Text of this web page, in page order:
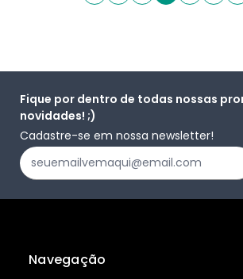
Fique por dentro de todas nossas
novidades! ;)
Cadastre-se em nossa newsletter!
Navegação